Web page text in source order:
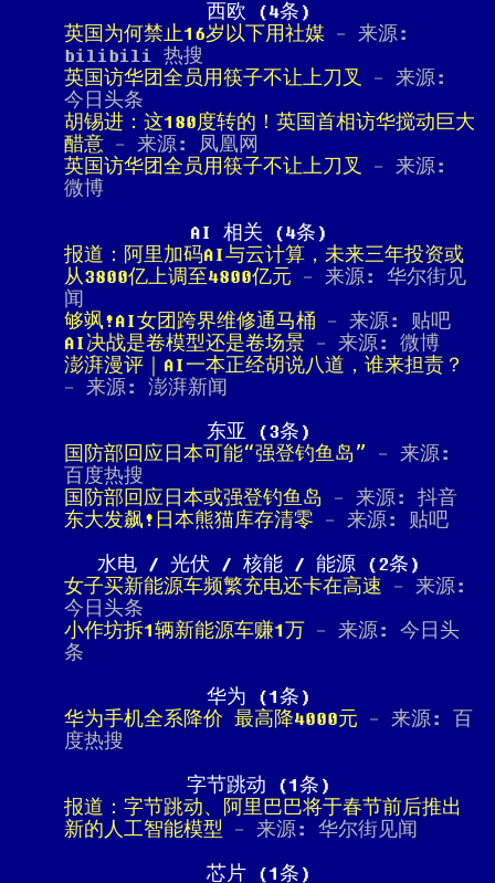
西欧 (4条)
英国为何禁止16岁以下用社媒 - 来源:
bilibili 热搜
英国访华团全员用筷子不让上刀叉 - 来源:
今日头条
胡锡进：这180度转的！英国首相访华搅动巨大
醋意 - 来源: 凤凰网
英国访华团全员用筷子不让上刀叉 - 来源:
微博
AI 相关 (4条)
报道：阿里加码AI与云计算，未来三年投资或
从3800亿上调至4800亿元 - 来源: 华尔街见
闻
够飒!AI女团跨界维修通马桶 - 来源: 贴吧
AI决战是卷模型还是卷场景 - 来源: 微博
澎湃漫评｜AI一本正经胡说八道，谁来担责？
- 来源: 澎湃新闻
东亚 (3条)
国防部回应日本可能“强登钓鱼岛” - 来源:
百度热搜
国防部回应日本或强登钓鱼岛 - 来源: 抖音
东大发飙!日本熊猫库存清零 - 来源: 贴吧
水电 / 光伏 / 核能 / 能源 (2条)
女子买新能源车频繁充电还卡在高速 - 来源:
今日头条
小作坊拆1辆新能源车赚1万
- 来源: 今日头
条
华为 (1条)
华为手机全系降价 最高降4000元 - 来源: 百
度热搜
字节跳动 (1条)
报道：字节跳动、阿里巴巴将于春节前后推出
新的人工智能模型 - 来源: 华尔街见闻
芯片 (1条)